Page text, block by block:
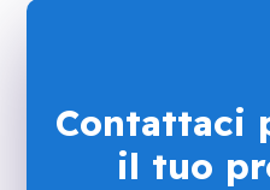
Contattaci
il tuo